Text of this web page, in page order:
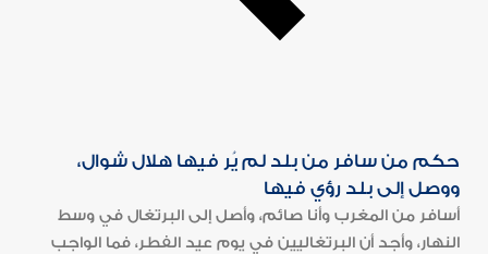
حكم من سافر من بلد لم يُر فيها هلال شوال،
ووصل إلى بلد رؤي فيها
أسافر من المغرب وأنا صائم، وأصل إلى البرتغال في وسط
النهار، وأجد أن البرتغاليين في يوم عيد الفطر، فما الواجب